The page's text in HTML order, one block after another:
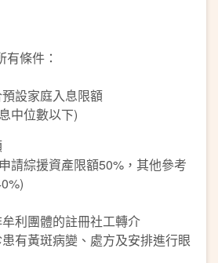
條件：
設家庭入息限額
中位數以下)
請綜援資產限額50%，其他參考
利團體的註冊社工轉介
有黃斑病變、處方及安排進行眼